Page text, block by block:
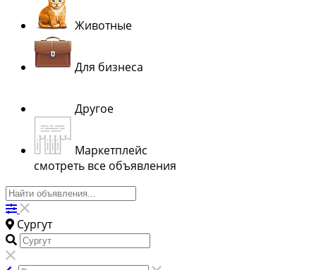
Животные
Для бизнеса
Другое
Маркетплейс
смотреть все объявления
Сургут